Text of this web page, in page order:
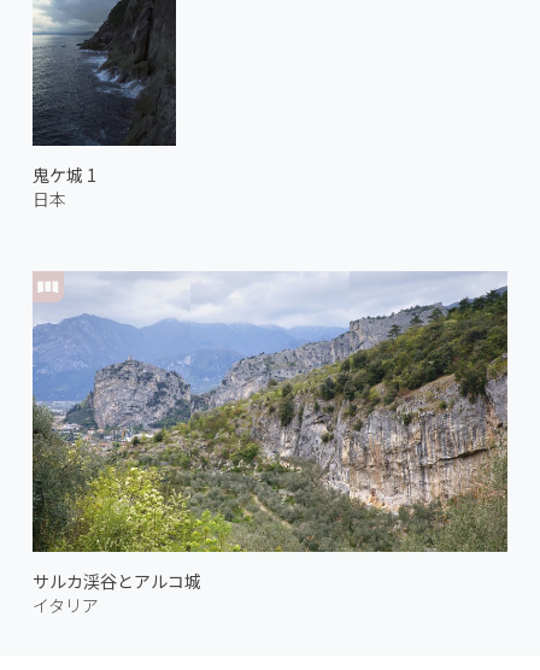
鬼ケ城 1
日本
サルカ渓谷とアルコ城
イタリア